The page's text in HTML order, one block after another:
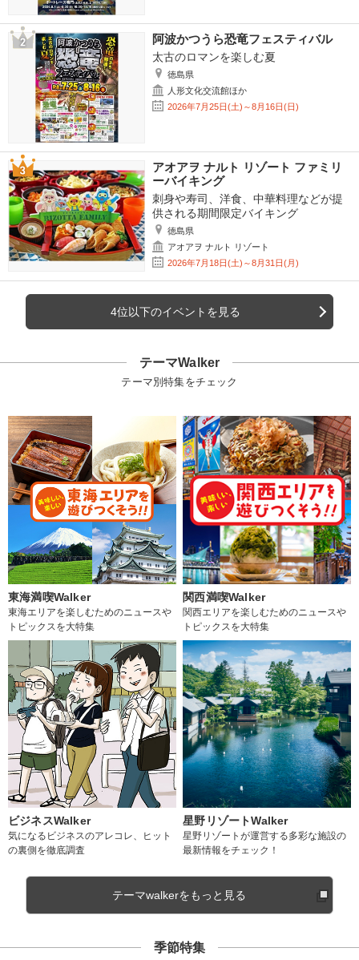
阿波かつうら恐竜フェスティバル
太古のロマンを楽しむ夏
徳島県
人形文化交流館ほか
2026年7月25日(土)～8月16日(日)
アオアヲ ナルト リゾート ファミリ
ーバイキング
刺身や寿司、洋食、中華料理などが提
供される期間限定バイキング
徳島県
アオアヲ ナルト リゾート
2026年7月18日(土)～8月31日(月)
4位以下のイベントを見る
テーマWalker
テーマ別特集をチェック
東海満喫Walker
東海エリアを楽しむためのニュースや
トピックスを大特集
関西満喫Walker
関西エリアを楽しむためのニュースや
トピックスを大特集
ビジネスWalker
気になるビジネスのアレコレ、ヒット
の裏側を徹底調査
星野リゾートWalker
星野リゾートが運営する多彩な施設の
最新情報をチェック！
テーマwalkerをもっと見る
季節特集